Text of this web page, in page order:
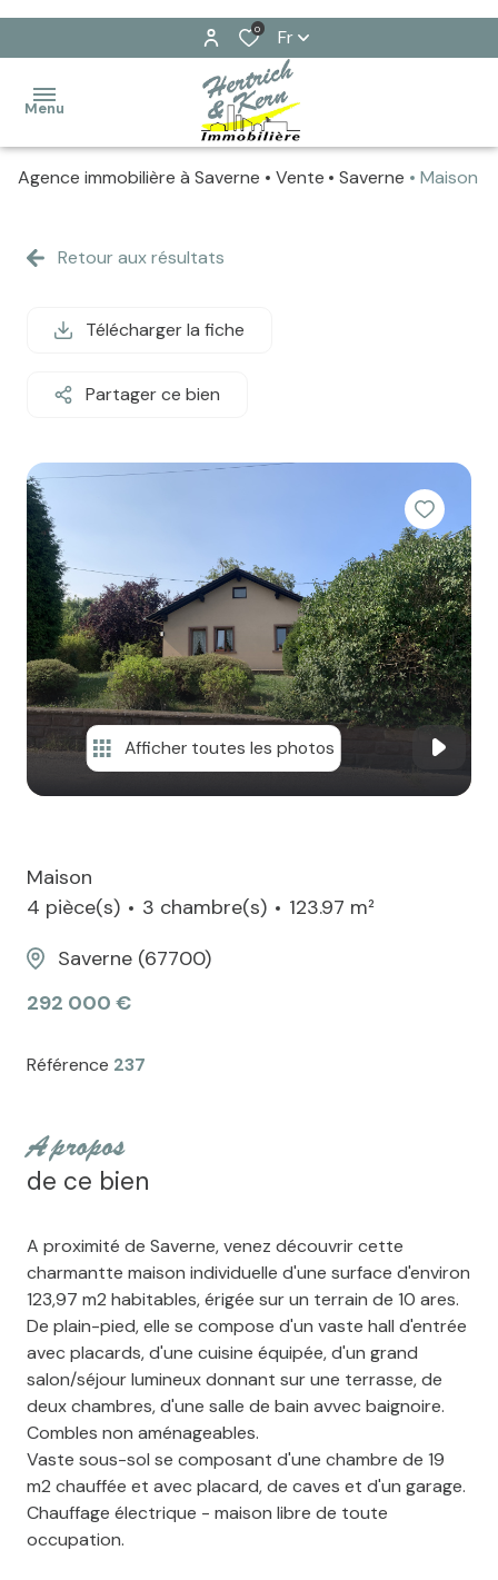
0 Fr
Menu
locations
professionnel
Ventes
Locations
votre
bien
contact
Agence immobilière à Saverne Vente Saverne Maison
Retour aux résultats
Télécharger la fiche
Partager ce bien
Afficher toutes les photos
Maison
4 pièce(s)
3 chambre(s)
123.97 m²
Saverne (67700)
292 000 €
Référence 237
a propos
de ce bien
A proximité de Saverne, venez découvrir cette
charmantte maison individuelle d'une surface d'environ
123,97 m2 habitables, érigée sur un terrain de 10 ares.
De plain-pied, elle se compose d'un vaste hall d'entrée
avec placards, d'une cuisine équipée, d'un grand
salon/séjour lumineux donnant sur une terrasse, de
deux chambres, d'une salle de bain avvec baignoire.
Combles non aménageables.
Vaste sous-sol se composant d'une chambre de 19
m2 chauffée et avec placard, de caves et d'un garage.
Chauffage électrique - maison libre de toute
occupation.